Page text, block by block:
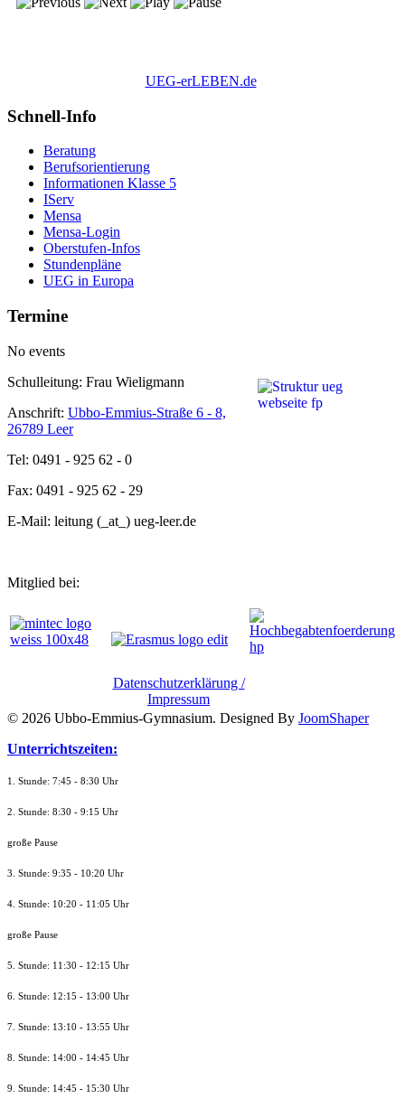
UEG-erLEBEN.de
Schnell-Info
Beratung
Berufsorientierung
Informationen Klasse 5
IServ
Mensa
Mensa-Login
Oberstufen-Infos
Stundenpläne
UEG in Europa
Termine
No events
Schulleitung: Frau Wieligmann
Anschrift: Ubbo-Emmius-Straße 6 - 8,
26789 Leer
Tel: 0491 - 925 62 - 0
Fax: 0491 - 925 62 - 29
E-Mail: leitung (_at_) ueg-leer.de
Mitglied bei:
Datenschutzerklärung /
Impressum
© 2026 Ubbo-Emmius-Gymnasium. Designed By JoomShaper
Unterrichtszeiten:
1. Stunde: 7:45 - 8:30 Uhr
2. Stunde: 8:30 - 9:15 Uhr
große Pause
3. Stunde: 9:35 - 10:20 Uhr
4. Stunde: 10:20 - 11:05 Uhr
große Pause
5. Stunde: 11:30 - 12:15 Uhr
6. Stunde: 12:15 - 13:00 Uhr
7. Stunde: 13:10 - 13:55 Uhr
8. Stunde: 14:00 - 14:45 Uhr
9. Stunde: 14:45 - 15:30 Uhr